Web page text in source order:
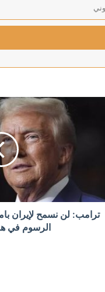
وتركيا
الوقت
ترامب: لن نسمح لإيران
الرسوم في